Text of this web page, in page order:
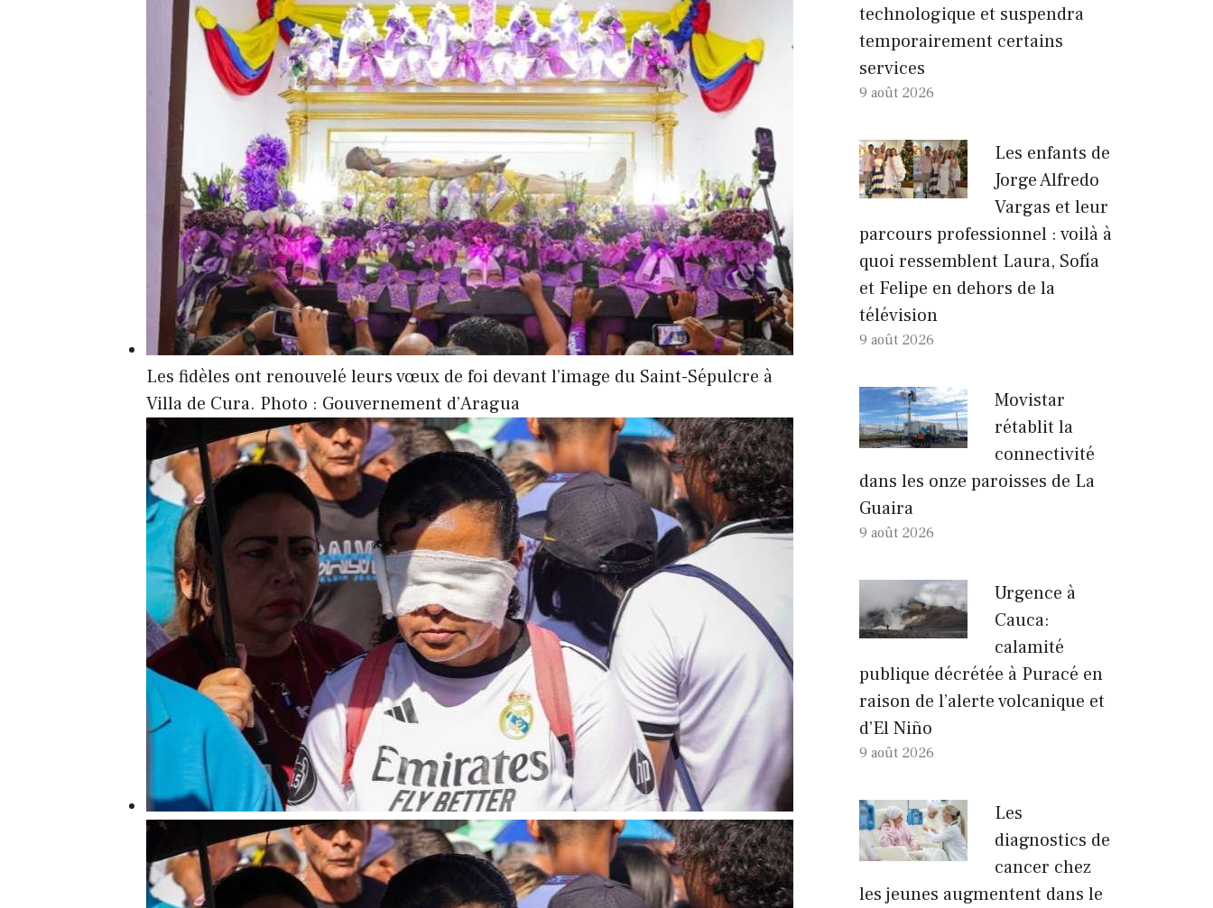
Les fidèles ont renouvelé leurs vœux de foi devant l’image du Saint-Sépulcre à
Villa de Cura. Photo : Gouvernement d’Aragua
technologique et suspendra
temporairement certains
services
9 août 2026
Les enfants de
Jorge Alfredo
Vargas et leur
parcours professionnel : voilà à
quoi ressemblent Laura, Sofía
et Felipe en dehors de la
télévision
9 août 2026
Movistar
rétablit la
connectivité
dans les onze paroisses de La
Guaira
9 août 2026
Urgence à
Cauca:
calamité
publique décrétée à Puracé en
raison de l’alerte volcanique et
d’El Niño
9 août 2026
Les
diagnostics de
cancer chez
les jeunes augmentent dans le